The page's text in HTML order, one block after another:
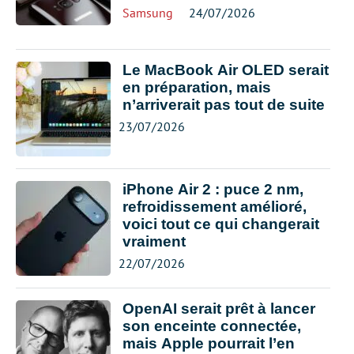
Samsung 24/07/2026
Le MacBook Air OLED serait
en préparation, mais
n’arriverait pas tout de suite
23/07/2026
iPhone Air 2 : puce 2 nm,
refroidissement amélioré,
voici tout ce qui changerait
vraiment
22/07/2026
OpenAI serait prêt à lancer
son enceinte connectée,
mais Apple pourrait l’en